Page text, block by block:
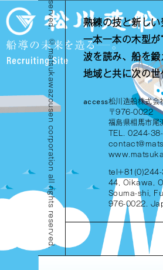
© matsukawazousen corporation all rights reserved.
熟練の技と新しい
一本一本の木型が
波を読み、船を鍛
地域と共に次の世
access松川造船株式会
〒976-0022
福島県相馬市尾
TEL. 0244-
tel+81(0)244-
44, Oikawa,
Souma-shi,
976-0022.